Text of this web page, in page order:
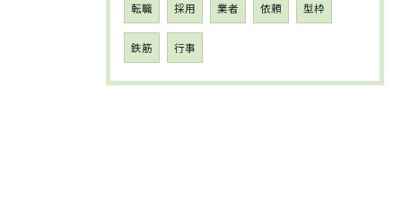
転職 採用 業者 依頼 型枠
鉄筋 行事